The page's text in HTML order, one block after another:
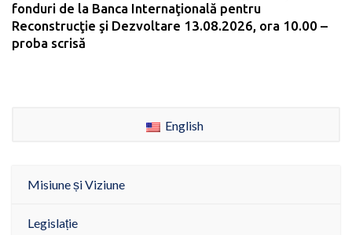
fonduri de la Banca Internaţională pentru
Reconstrucţie şi Dezvoltare 13.08.2026, ora 10.00 –
proba scrisă
English
Misiune și Viziune
Legislație